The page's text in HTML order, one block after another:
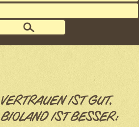
VERTRAUEN IST GUT,
BIOLAND IST BESSER: